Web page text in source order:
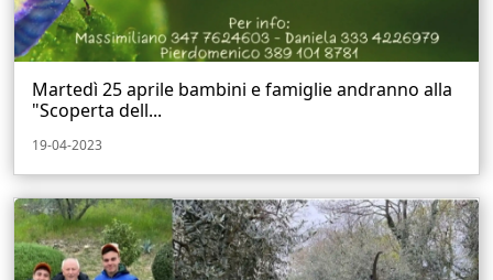
Martedì 25 aprile bambini e famiglie andranno alla
"Scoperta dell...
19-04-2023